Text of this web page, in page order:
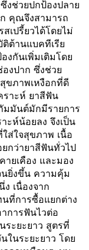
ซึ่งช่วยปกป้องปลาย
คุณจึงสามารถ
เปรี้ยวได้โดยไม่
ต้านแบคทีเรีย
งกันเพิ่มเติมโดย
งปาก ซึ่งช่วย
ขภาพเหงือกที่ดี
ราะห์ ยาสีฟัน
มมันต์มักมีรายการ
ะห์น้อยลง จึงเป็น
ส่ใจสุขภาพ เนื้อ
กว่ายาสีฟันทั่วไป
ยเคือง และมอง
นยิ่งขึ้น ความคุ้ม
เนื่องจาก
ที่การซื้อแยกต่าง
ารฟันไวต่อ
ระยะยาว สูตรที่
ในระยะยาว โดย